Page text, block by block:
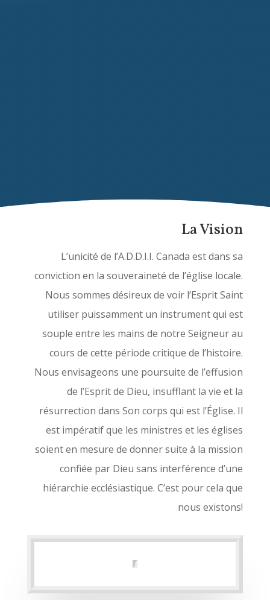
La Vision
L’unicité de l’A.D.D.I.I. Canada est dans sa
conviction en la souveraineté de l’église locale.
Nous sommes désireux de voir l’Esprit Saint
utiliser puissamment un instrument qui est
souple entre les mains de notre Seigneur au
cours de cette période critique de l’histoire.
Nous envisageons une poursuite de l’effusion
de l’Esprit de Dieu, insufflant la vie et la
résurrection dans Son corps qui est l’Église. Il
est impératif que les ministres et les églises
soient en mesure de donner suite à la mission
confiée par Dieu sans interférence d’une
hiérarchie ecclésiastique. C’est pour cela que
nous existons!